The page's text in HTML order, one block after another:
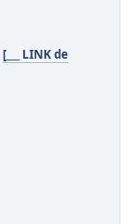
[___ LINK de